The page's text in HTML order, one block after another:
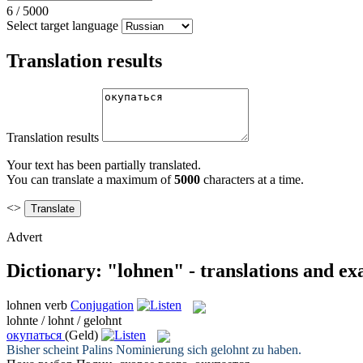
6 / 5000
Select target language
Translation results
Translation results
Your text has been partially translated.
You can translate a maximum of5000 characters at a time.
<>
Advert
Dictionary: "lohnen" - translations and
lohnen verb Conjugation
lohnte / lohnt / gelohnt
окупаться (Geld)
Bisher scheint Palins Nominierung sich gelohnt zu haben.